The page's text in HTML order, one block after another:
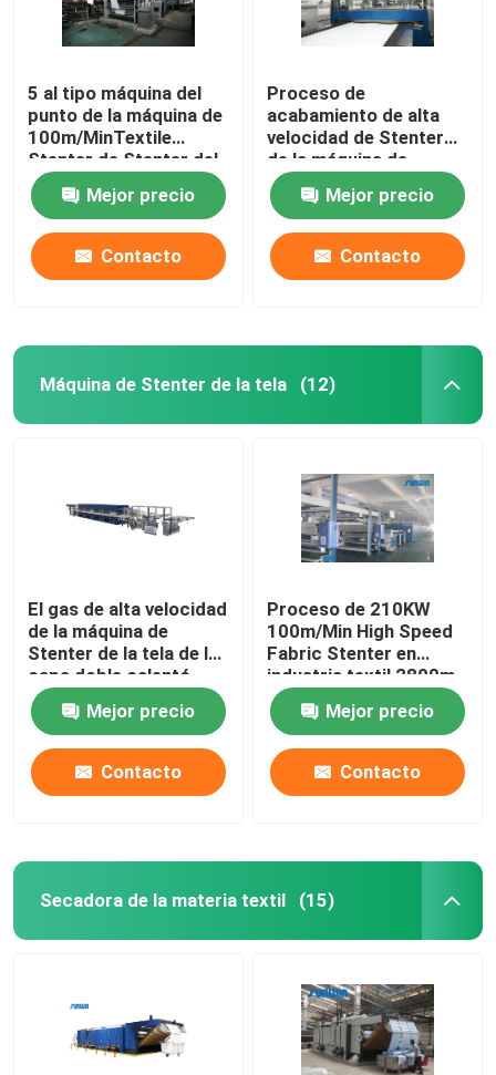
5 al tipo máquina del
punto de la máquina de
100m/MinTextile
Stenter de Stenter del
aire caliente del vapor
Mejor precio
Contacto
Proceso de
acabamiento de alta
velocidad de Stenter
de la máquina de
Stenter de la tela del
aceite termal del
poliéster
Mejor precio
Contacto
Máquina de Stenter de la tela (12)
El gas de alta velocidad
de la máquina de
Stenter de la tela de la
capa doble calentó
para la tela del punto
Mejor precio
Contacto
Proceso de 210KW
100m/Min High Speed
Fabric Stenter en
industria textil 2800m
m
Mejor precio
Contacto
Secadora de la materia textil (15)